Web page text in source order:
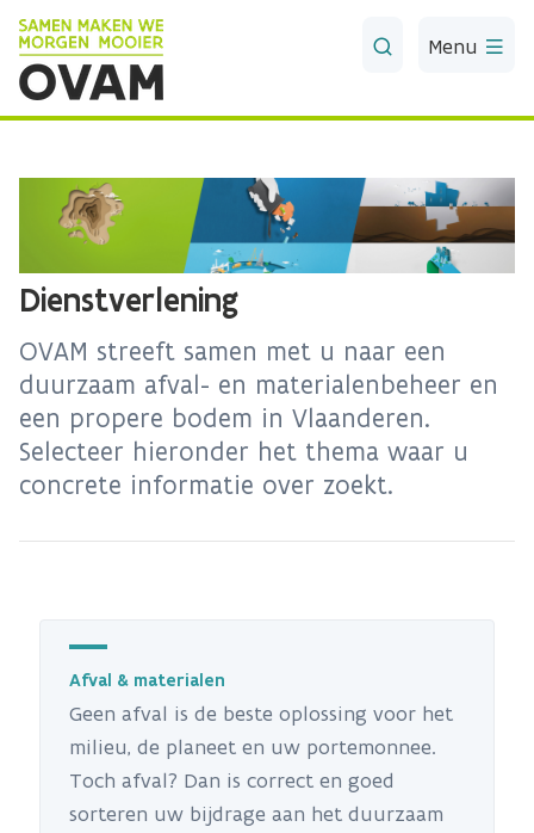
Skip to Main Content
Menu
Dienstverlening
OVAM streeft samen met u naar een
duurzaam afval- en materialenbeheer en
een propere bodem in Vlaanderen.
Selecteer hieronder het thema waar u
concrete informatie over zoekt.
Afval & materialen
Geen afval is de beste oplossing voor het
milieu, de planeet en uw portemonnee.
Toch afval? Dan is correct en goed
sorteren uw bijdrage aan het duurzaam